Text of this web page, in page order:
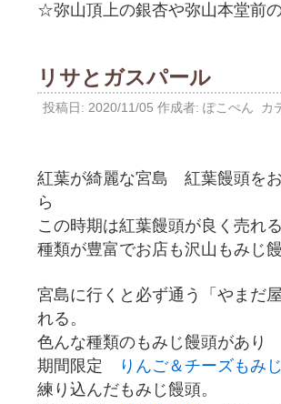
☆弥山頂上の銀杏や弥山本堂前
リサとガスパール
投稿日: 2020/11/05 作成者: ぽこぺん カ
紅葉が綺麗な宮島 紅葉饅頭を
ら
この時期は紅葉饅頭が良く売れ
種類が豊富でお店も沢山もみじ
宮島に行くと必ず通う「やまだ
れる。
色んな種類のもみじ饅頭があり
期間限定
りんご＆チーズもみ
練り込んだもみじ饅頭。